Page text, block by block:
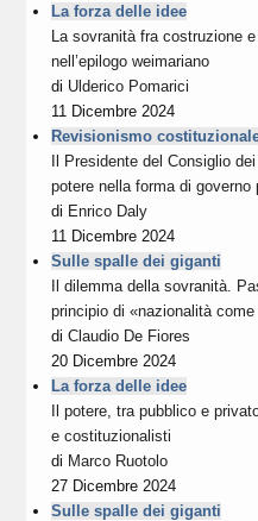
La forza delle idee
La sovranità fra costruzione
nell’epilogo weimariano
di Ulderico Pomarici
11 Dicembre 2024
Revisionismo
Il Presidente del Consiglio
potere nella forma di governo
di Enrico Daly
11 Dicembre 2024
Sulle spalle dei giganti
Il dilemma della sovranità.
principio di «nazionalità
diClaudio De Fiores
20 Dicembre 2024
La forza delle idee
Il potere, tra pubblico e
e costituzionalisti
di Marco Ruotolo
27 Dicembre 2024
Sulle spalle dei giganti